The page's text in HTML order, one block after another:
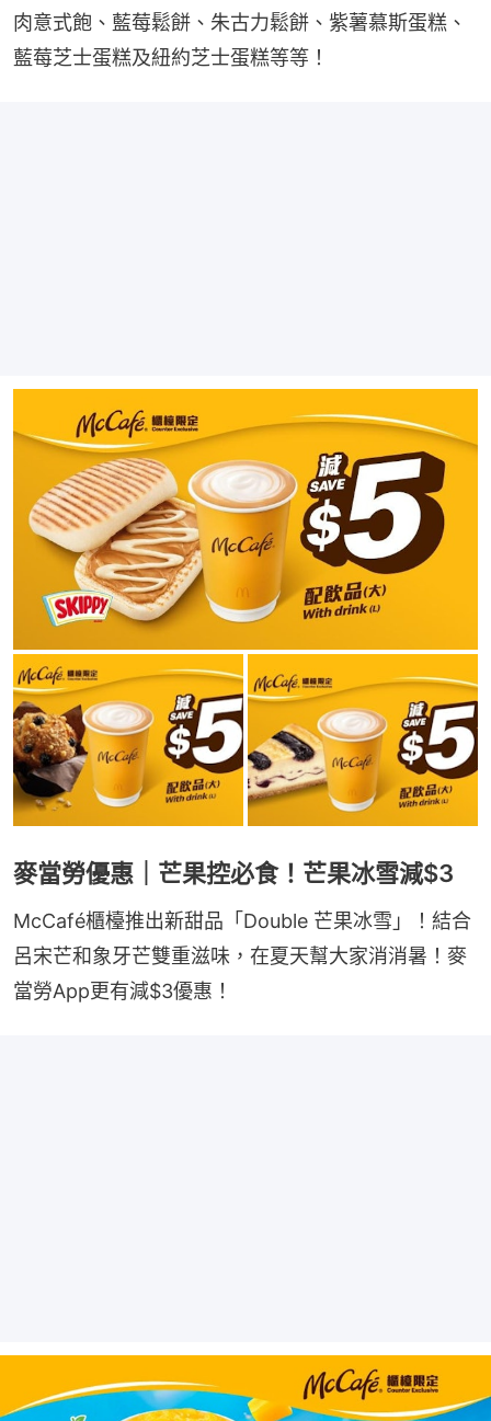
肉意式飽、藍莓鬆餅、朱古力鬆餅、紫薯慕斯蛋糕、
藍莓芝士蛋糕及紐約芝士蛋糕等等！
麥當勞優惠｜芒果控必食！芒果冰雪減$3
McCafé櫃檯推出新甜品「Double 芒果冰雪」！結合
呂宋芒和象牙芒雙重滋味，在夏天幫大家消消暑！麥
當勞App更有減$3優惠！